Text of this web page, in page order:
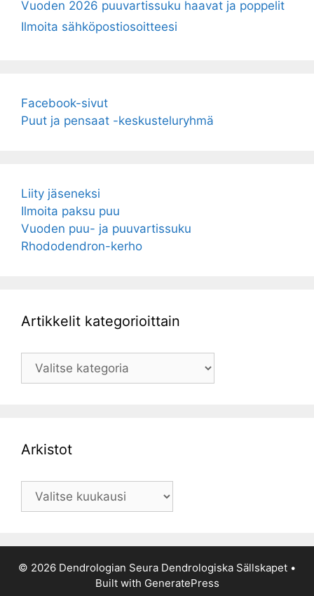
Vuoden 2026 puuvartissuku haavat ja poppelit
Ilmoita sähköpostiosoitteesi
Facebook-sivut
Puut ja pensaat -keskusteluryhmä
Liity jäseneksi
Ilmoita paksu puu
Vuoden puu- ja puuvartissuku
Rhododendron-kerho
Artikkelit kategorioittain
Artikkelit
Arkistot
Arkistot
© 2026 Dendrologian Seura Dendrologiska Sällskapet •
Built with GeneratePress